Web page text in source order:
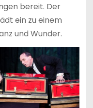
bereit. Der
ein zu einem
und Wunder.